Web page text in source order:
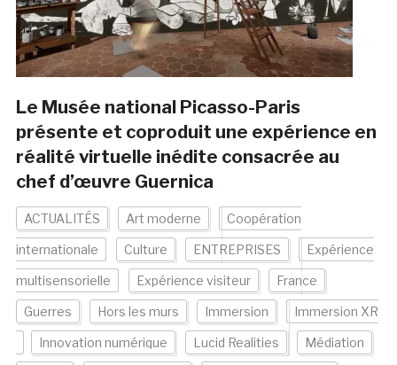
Le Musée national Picasso-Paris
présente et coproduit une expérience en
réalité virtuelle inédite consacrée au
chef d’œuvre Guernica
ACTUALITÉS Art moderne Coopération
internationale Culture ENTREPRISES Expérience
multisensorielle Expérience visiteur France
Guerres Hors les murs Immersion Immersion XR
Innovation numérique Lucid Realities Médiation